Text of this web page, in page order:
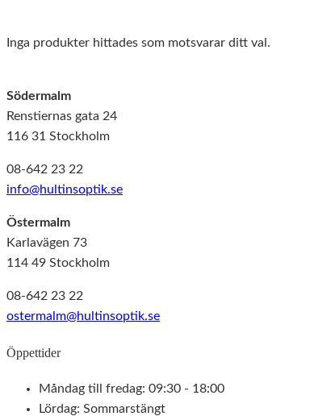
Inga produkter hittades som motsvarar ditt val.
Södermalm
Renstiernas gata 24
116 31 Stockholm
08-642 23 22
info@hultinsoptik.se
Östermalm
Karlavägen 73
114 49 Stockholm
08-642 23 22
ostermalm@hultinsoptik.se
Öppettider
Måndag till fredag: 09:30 - 18:00
Lördag: Sommarstängt